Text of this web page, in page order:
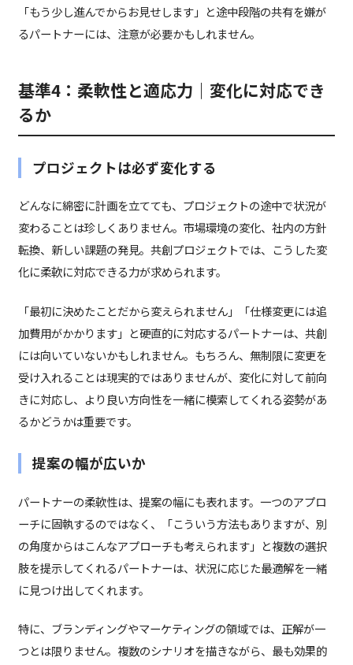
「もう少し進んでからお見せします」と途中段階の共有を嫌が
るパートナーには、注意が必要かもしれません。
基準4：柔軟性と適応力｜変化に対応でき
るか
プロジェクトは必ず変化する
どんなに綿密に計画を立てても、プロジェクトの途中で状況が
変わることは珍しくありません。市場環境の変化、社内の方針
転換、新しい課題の発見。共創プロジェクトでは、こうした変
化に柔軟に対応できる力が求められます。
「最初に決めたことだから変えられません」「仕様変更には追
加費用がかかります」と硬直的に対応するパートナーは、共創
には向いていないかもしれません。もちろん、無制限に変更を
受け入れることは現実的ではありませんが、変化に対して前向
きに対応し、より良い方向性を一緒に模索してくれる姿勢があ
るかどうかは重要です。
提案の幅が広いか
パートナーの柔軟性は、提案の幅にも表れます。一つのアプロ
ーチに固執するのではなく、「こういう方法もありますが、別
の角度からはこんなアプローチも考えられます」と複数の選択
肢を提示してくれるパートナーは、状況に応じた最適解を一緒
に見つけ出してくれます。
特に、ブランディングやマーケティングの領域では、正解が一
つとは限りません。複数のシナリオを描きながら、最も効果的